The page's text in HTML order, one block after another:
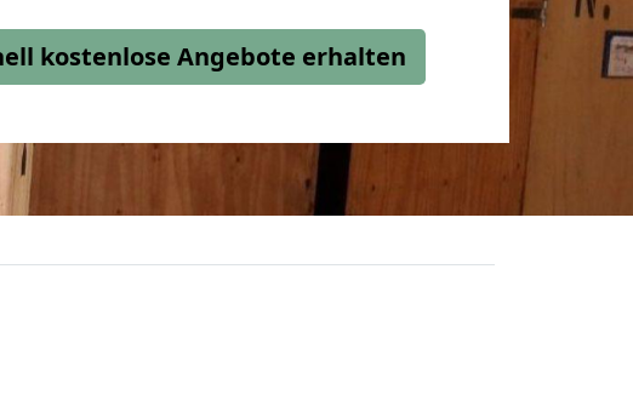
kostenlose Angebote erhalten